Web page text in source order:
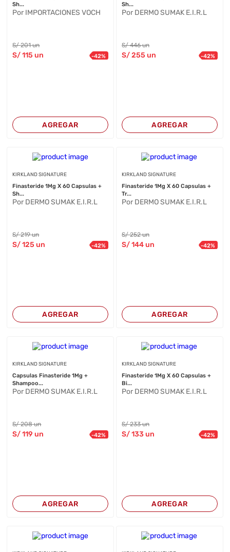
Sh...
Por IMPORTACIONES VOCH
S/201 un
S/115 un -42%
AGREGAR
Sh...
Por DERMO SUMAK E.I.R.L
S/446 un
S/255 un -42%
AGREGAR
KIRKLAND SIGNATURE
Finasteride 1Mg X 60 Capsulas +
Sh...
Por DERMO SUMAK E.I.R.L
S/219 un
S/125 un -42%
AGREGAR
KIRKLAND SIGNATURE
Finasteride 1Mg X 60 Capsulas +
Tr...
Por DERMO SUMAK E.I.R.L
S/252 un
S/144un -42%
AGREGAR
KIRKLAND SIGNATURE
Capsulas Finasteride 1Mg +
Shampoo...
Por DERMO SUMAK E.I.R.L
S/208 un
S/119 un -42%
AGREGAR
KIRKLAND SIGNATURE
Finasteride 1Mg X 60 Capsulas +
Bi...
Por DERMO SUMAK E.I.R.L
S/233 un
S/133un -42%
AGREGAR